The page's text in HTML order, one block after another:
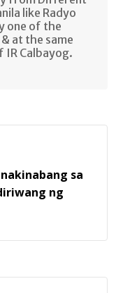
like Radyo
one of the
at the same
Calbayog.
sa
ng